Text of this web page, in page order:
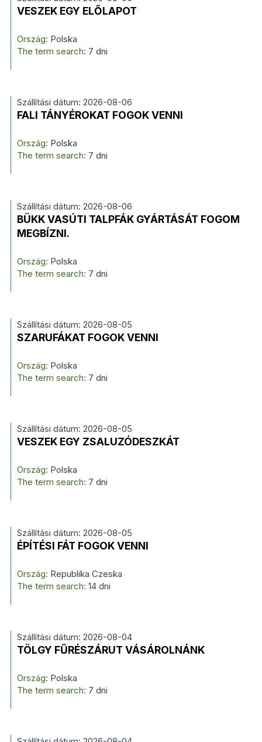
VESZEK EGY ELŐLAPOT
Ország: Polska
The term search: 7 dni
Szállítási dátum: 2026-08-06
FALI TÁNYÉROKAT FOGOK VENNI
Ország: Polska
The term search: 7 dni
Szállítási dátum: 2026-08-06
BÜKK VASÚTI TALPFÁK GYÁRTÁSÁT FOGOM
MEGBÍZNI.
Ország: Polska
The term search: 7 dni
Szállítási dátum: 2026-08-05
SZARUFÁKAT FOGOK VENNI
Ország: Polska
The term search: 7 dni
Szállítási dátum: 2026-08-05
VESZEK EGY ZSALUZÓDESZKÁT
Ország: Polska
The term search: 7 dni
Szállítási dátum: 2026-08-05
ÉPÍTÉSI FÁT FOGOK VENNI
Ország: Republika Czeska
The term search: 14 dni
Szállítási dátum: 2026-08-04
TÖLGY FŰRÉSZÁRUT VÁSÁROLNÁNK
Ország: Polska
The term search: 7 dni